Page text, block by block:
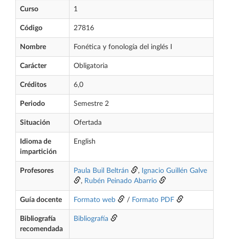
Curso 1
Código 27816
Nombre Fonética y fonología del inglés I
Carácter Obligatoria
Créditos 6,0
Periodo Semestre 2
Situación Ofertada
Idioma de
impartición
English
Profesores Paula Buil Beltrán , Ignacio Guillén Galve
, Rubén Peinado Abarrio
Guía docente Formato web / Formato PDF
Bibliografía
recomendada
Bibliografía